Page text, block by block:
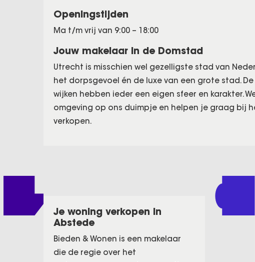
Openingstijden
Ma t/m vrij van 9:00 – 18:00
Jouw makelaar in de Domstad
Utrecht is misschien wel gezelligste stad van
het dorpsgevoel én de luxe van een grote stad.
wijken hebben ieder een eigen sfeer en karakter.
omgeving op ons duimpje en helpen je graag bij
verkopen.
Je woning verkopen in
Abstede
Bieden & Wonen is een makelaar
die de regie over het